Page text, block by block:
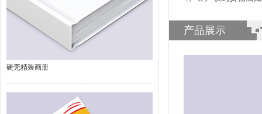
硬壳精装画册
产品展示